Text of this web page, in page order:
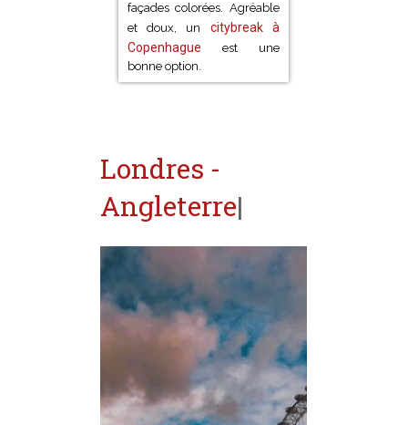
façades colorées. Agréable
et doux, un citybreak à
Copenhague est une
bonne option.
Londres -
Angleterre|